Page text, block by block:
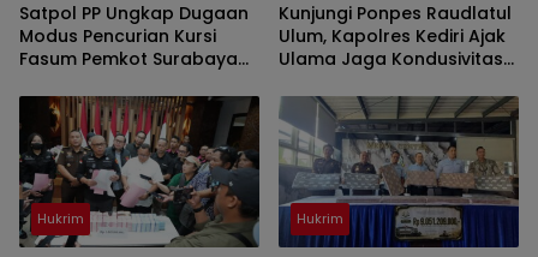
Satpol PP Ungkap Dugaan
Modus Pencurian Kursi
Fasum Pemkot Surabaya
Kunjungi Ponpes Raudlatul
Ulum, Kapolres Kediri Ajak
Ulama Jaga Kondusivitas
Hukrim Hukrim